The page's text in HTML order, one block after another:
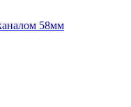
58мм